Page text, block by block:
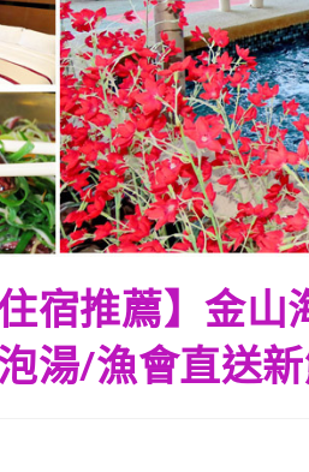
住宿推薦】金
湯/漁會直送